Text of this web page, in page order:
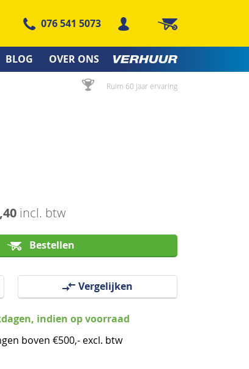
076 541 5073 Winkelwagen
BLOG OVER ONS
Ruim 60 jaar ervaring
incl. btw
Bestellen
Vergelijken
indien op voorraad
boven €500,- excl. btw